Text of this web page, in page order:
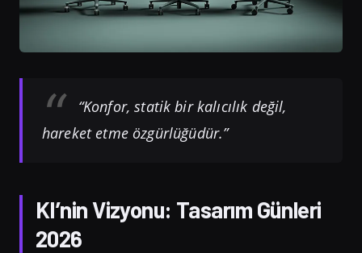
“Konfor, statik bir kalıcılık değil,
hareket etme özgürlüğüdür.”
KI’nin Vizyonu: Tasarım Günleri
2026